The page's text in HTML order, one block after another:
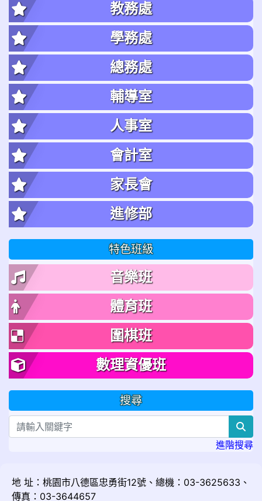
教務處
學務處
總務處
輔導室
人事室
會計室
家長會
進修部
特色班級
音樂班
體育班
圍棋班
數理資優班
搜尋
進階搜尋
地 址：桃園市八德區忠勇街12號、總機：03-3625633、
傳真：03-3644657